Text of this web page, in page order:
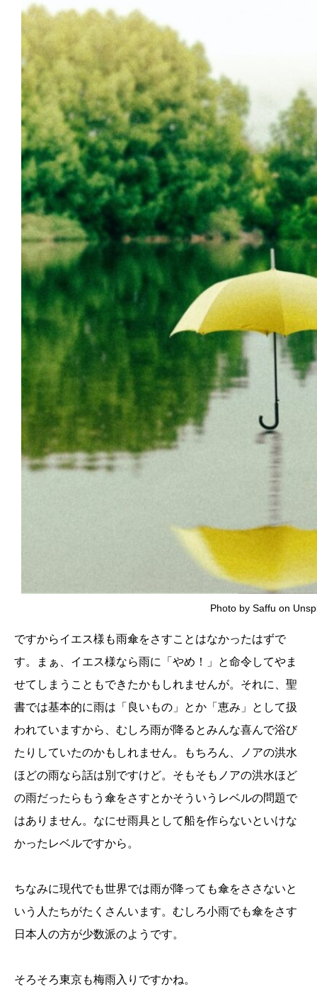
Photo by Saffu on
ですからイエス様も雨傘をさすことはなかったはずで
す。まぁ、イエス様なら雨に「やめ！」と命令してやま
せてしまうこともできたかもしれませんが。それに、聖
書では基本的に雨は「良いもの」とか「恵み」として扱
われていますから、むしろ雨が降るとみんな喜んで浴び
たりしていたのかもしれません。もちろん、ノアの洪水
ほどの雨なら話は別ですけど。そもそもノアの洪水ほど
の雨だったらもう傘をさすとかそういうレベルの問題で
はありません。なにせ雨具として船を作らないといけな
かったレベルですから。
ちなみに現代でも世界では雨が降っても傘をささないと
いう人たちがたくさんいます。むしろ小雨でも傘をさす
日本人の方が少数派のようです。
そろそろ東京も梅雨入りですかね。